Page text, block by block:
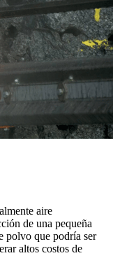
aire
de una pequeña
polvo que podría ser
altos costos de